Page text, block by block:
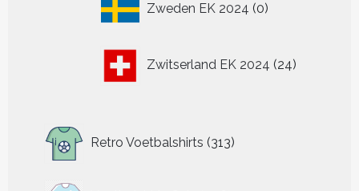
Zweden EK 2024 0
producten
Zwitserland EK 2024 24
producten
Retro Voetbalshirts 313
producten